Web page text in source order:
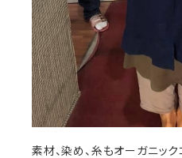
素材、染め、糸もオーガニッ